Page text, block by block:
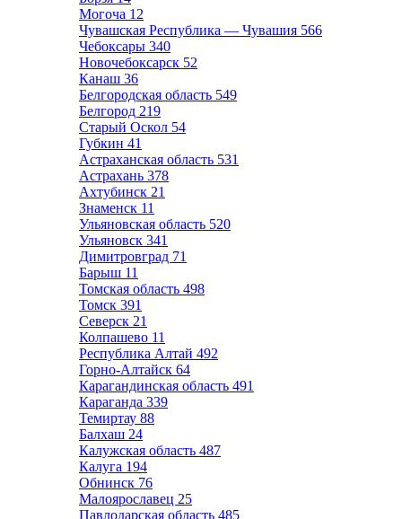
Могоча 12
Чувашская Республика — Чувашия 566
Чебоксары 340
Новочебоксарск 52
Канаш 36
Белгородская область 549
Белгород 219
Старый Оскол 54
Губкин 41
Астраханская область 531
Астрахань 378
Ахтубинск 21
Знаменск 11
Ульяновская область 520
Ульяновск 341
Димитровград 71
Барыш 11
Томская область 498
Томск 391
Северск 21
Колпашево 11
Республика Алтай 492
Горно-Алтайск 64
Карагандинская область 491
Караганда 339
Темиртау 88
Балхаш 24
Калужская область 487
Калуга 194
Обнинск 76
Малоярославец 25
Павлодарская область 485